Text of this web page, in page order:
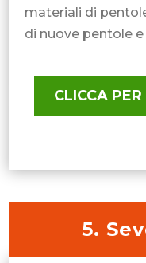
materiali di
di nuove pentole
CLICCA
5.